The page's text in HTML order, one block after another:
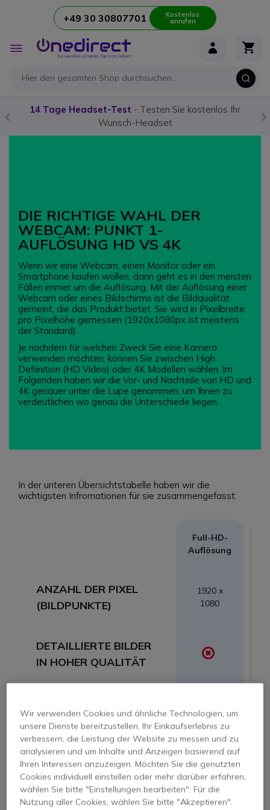
Zum Inhalt springen+49 30 30807701 Kostenlos
anrufen
Navigation
umschalten
14 Tage Headset-Test - Testen Sie kostenlos Ihr
Wunsch-Headset
DIE RICHTIGE WAHL DER
WEBCAM: PUNKT 1-
AUFLÖSUNG HD VS 4K
Wenn wir eine Webcam, einen Monitor oder ein
Smartphone kaufen wollen, dann geht es in den meisten
Fällen immer um die Auflösung. Mit der Auflösung einer
Webcam oder eines Bildschirms ist die Bildqualität
gemeint, die das Produkt bietet. Sie wird in Pixelbreite
pro Pixelhöhe gemessen (1920x1080px ist meistens
der Standard).
Je nachdem für welchen Zweck Sie eine Kamera
verwenden möchten, können Sie zwischen High
Defiinition (HD Video) oder 4K Modellen wählen. Im
Folgenden haben wir die Vor- und Nachteile von HD und
4K genauer unter die Lupe genommen, um Ihnen zu
verdeutlichen wo genau die Unterschiede liegen.
In der unteren Übersichtstabelle haben wir die
wichtigsten Infromationen für sie zusammengefasst:
Full-HD-
Auflösung
ANZAHL DER PIXEL
(BILDPUNKTE)
1920 x
1080
DETAILLIERTE BILDER
IN HOHER QUALITÄT
BILDBEARBEITUNG
FÜR ALLE
BILDSCHIRMTYPEN
GEEIGNET
Wir verwenden Cookies und ähnliche Technologien, um
unsere Dienste bereitzustellen, Ihr Einkaufserlebnis zu
verbessern, die Leistung der Website zu messen und zu
analysieren und um Inhalte und Anzeigen basierend auf
Ihren Interessen anzuzeigen. Möchten Sie die genutzten
Cookies individuell einstellen oder mehr darüber erfahren,
wählen Sie bitte "Einstellungen bearbeiten". Für die
Nutzung aller Cookies, wählen Sie bitte "Akzeptieren".